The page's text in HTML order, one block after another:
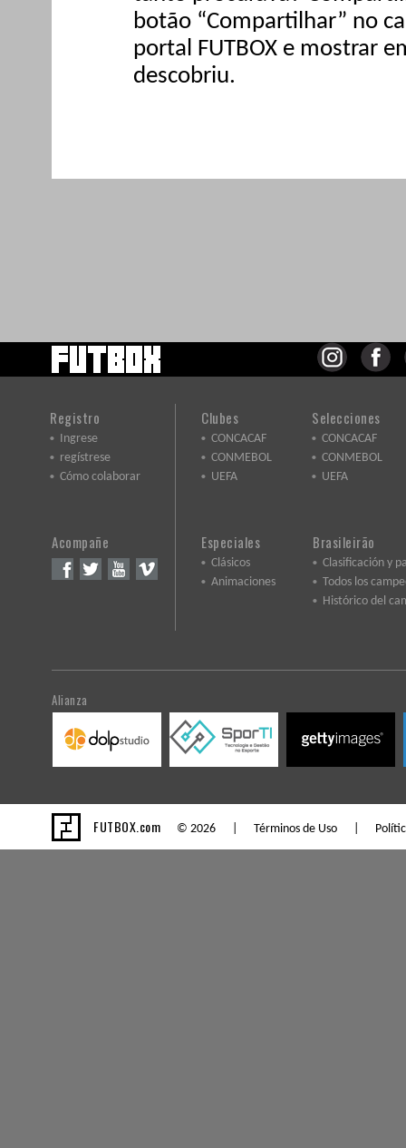
botão “Compartilhar” no
portal FUTBOX e mostrar
descobriu.
Registro
Ingrese
regístrese
Cómo colaborar
Acompañe
Clubes
CONCACAF
CONMEBOL
UEFA
Selecciones
CONCACAF
CONMEBOL
UEFA
Especiales
Clásicos
Animaciones
Brasileirão
Clasificación y
Todos los
Histórico del
Alianza
FUTBOX.com © 2026 | Términos de Uso